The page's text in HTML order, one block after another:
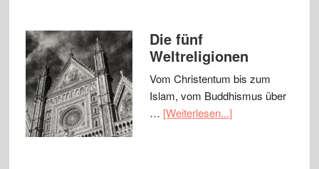
Die fünf
Weltreligionen
Vom Christentum bis zum
Islam, vom Buddhismus über
… [Weiterlesen...]